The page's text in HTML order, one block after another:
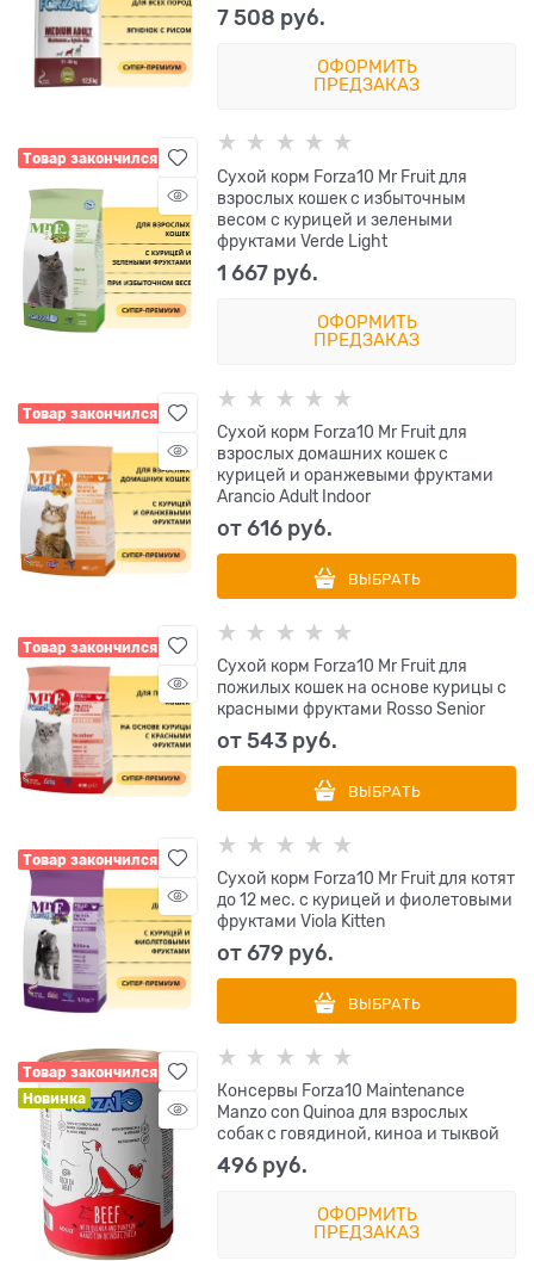
7 508 руб.
ОФОРМИТЬ
ПРЕДЗАКАЗ
Товар закончился
Сухой корм Forza10 Mr Fruit для
взрослых кошек с избыточным
весом с курицей и зелеными
фруктами Verde Light
1 667 руб.
ОФОРМИТЬ
ПРЕДЗАКАЗ
Товар закончился
Сухой корм Forza10 Mr Fruit для
взрослых домашних кошек с
курицей и оранжевыми фруктами
Arancio Adult Indoor
от616 руб.
ВЫБРАТЬ
Товар закончился
Сухой корм Forza10 Mr Fruit для
пожилых кошек на основе курицы с
красными фруктами Rosso Senior
от543 руб.
ВЫБРАТЬ
Товар закончился
Сухой корм Forza10 Mr Fruit для котят
до 12 мес. с курицей и фиолетовыми
фруктами Viola Kitten
от679 руб.
ВЫБРАТЬ
Товар закончился
Новинка
Консервы Forza10 Maintenance
Manzo con Quinoa для взрослых
собак с говядиной, киноа и тыквой
496 руб.
ОФОРМИТЬ
ПРЕДЗАКАЗ